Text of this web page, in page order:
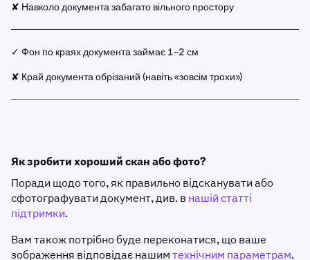
✘ Навколо документа забагато вільного простору
✓ Фон по краях документа займає 1–2 см
✘ Край документа обрізаний (навіть «зовсім трохи»)
Як зробити хороший скан або фото?
Поради щодо того, як правильно відсканувати або
сфотографувати документ, див. в нашій статті
підтримки.
Вам також потрібно буде переконатися, що ваше
зображення відповідає нашимтехнічним параметрам.